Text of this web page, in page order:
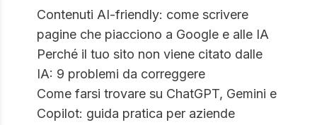
Contenuti AI-friendly: come scrivere
pagine che piacciono a Google e alle IA
Perché il tuo sito non viene citato dalle
IA: 9 problemi da correggere
Come farsi trovare su ChatGPT, Gemini e
Copilot: guida pratica per aziende